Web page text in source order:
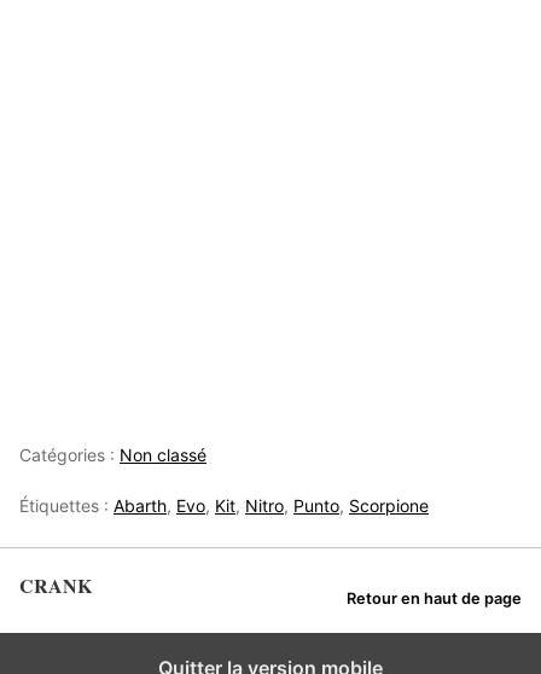
Catégories : Non classé
Étiquettes : Abarth, Evo, Kit, Nitro, Punto, Scorpione
CRANK Retour en haut de page
Quitter la version mobile